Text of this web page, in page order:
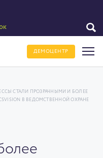
ДЕМОЦЕНТР
СТАЛИ ПРОЗРАЧНЫМИ И БОЛЕЕ
В ВЕДОМСТВЕННОЙ ОХРАНЕ